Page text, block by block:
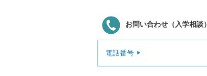
お問い合わせ（入学相談）
電話番号